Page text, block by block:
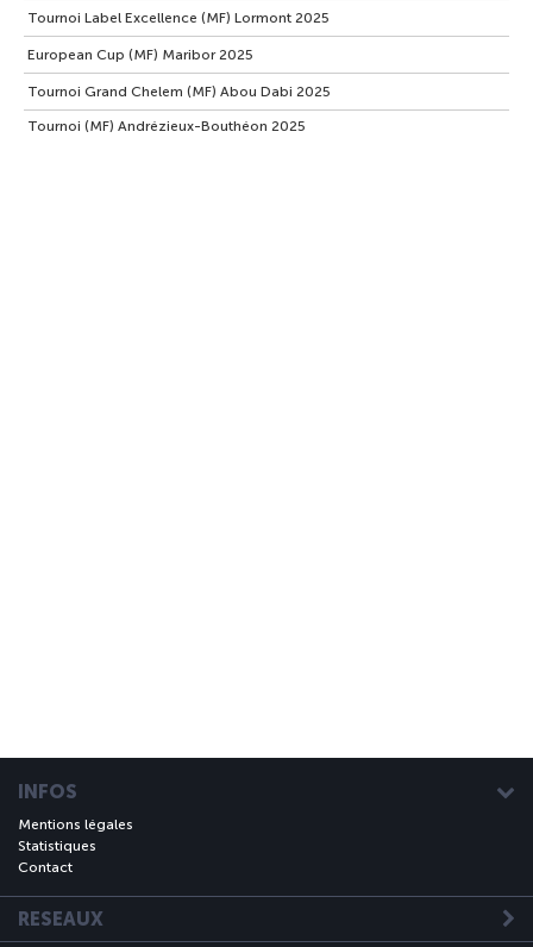
Tournoi Label Excellence (MF) Lormont 2025
European Cup (MF) Maribor 2025
Tournoi Grand Chelem (MF) Abou Dabi 2025
Tournoi (MF) Andrézieux-Bouthéon 2025
INFOS
Mentions légales
Statistiques
Contact
RESEAUX